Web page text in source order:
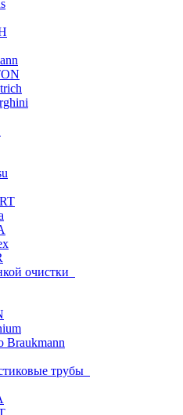
очистки
Braukmann
трубы